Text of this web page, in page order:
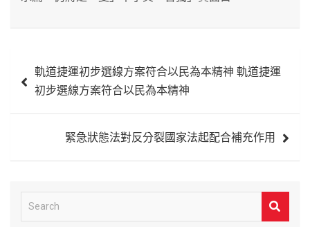
章 軌道捷運初步選線方案符合以民為本精神 軌道捷運
初步選線方案符合以民為本精神
緊急狀態法對反分裂國家法起配合補充作用
e